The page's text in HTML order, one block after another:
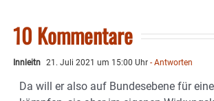
10 Kommentare
Innleitn 21. Juli 2021 um 15:00 Uhr - Antworten
Da will er also auf Bundesebene für